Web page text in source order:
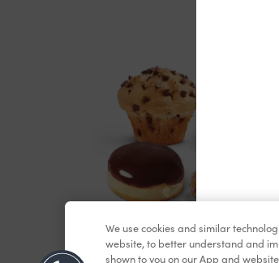
Pâtisseries
We use cookies and similar
website, to better understand and
shown to you on our App and